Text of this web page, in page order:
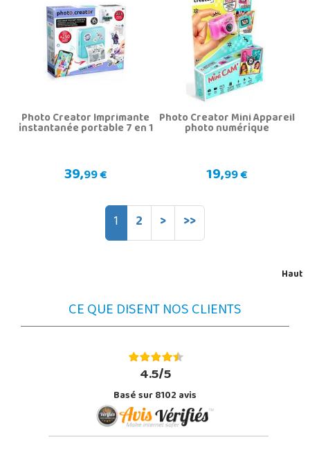
Photo Creator Imprimante
instantanée portable 7 en 1
39,99 €
Photo Creator Mini Appareil
photo numérique
19,99 €
1 2 > >>
Haut
CE QUE DISENT NOS CLIENTS
4.5/5
Basé sur 8102 avis